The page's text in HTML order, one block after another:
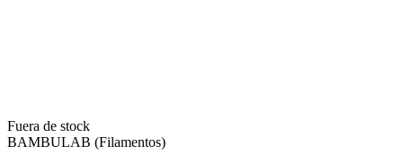
Fuera de stock
BAMBULAB (Filamentos)